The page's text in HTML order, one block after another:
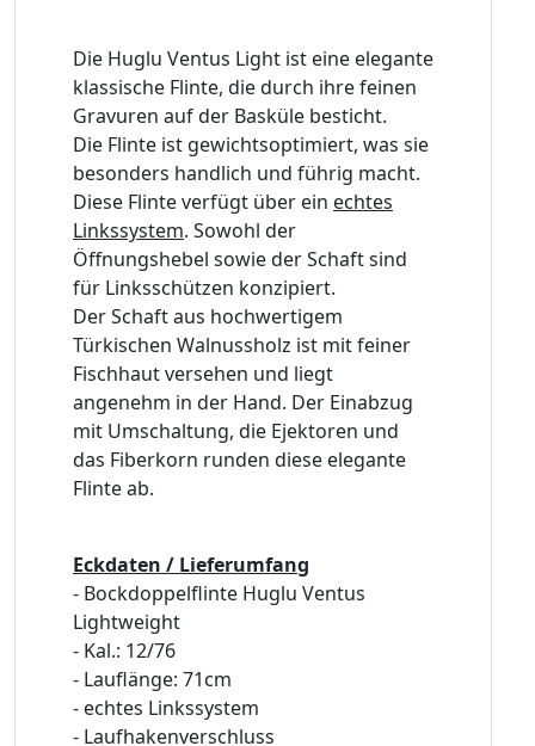
Die Huglu Ventus Light ist eine elegante
klassische Flinte, die durch ihre feinen
Gravuren auf der Basküle besticht.
Die Flinte ist gewichtsoptimiert, was sie
besonders handlich und führig macht.
Diese Flinte verfügt über ein echtes
Linkssystem. Sowohl der
Öffnungshebel sowie der Schaft sind
für Linksschützen konzipiert.
Der Schaft aus hochwertigem
Türkischen Walnussholz ist mit feiner
Fischhaut versehen und liegt
angenehm in der Hand. Der Einabzug
mit Umschaltung, die Ejektoren und
das Fiberkorn runden diese elegante
Flinte ab.
Eckdaten / Lieferumfang
- Bockdoppelflinte Huglu Ventus
Lightweight
- Kal.: 12/76
- Lauflänge: 71cm
- echtes Linkssystem
- Laufhakenverschluss